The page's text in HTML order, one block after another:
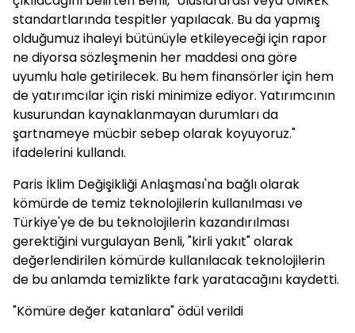
standartlarında tespitler yapılacak. Bu da yapmış
olduğumuz ihaleyi bütünüyle etkileyeceği için rapor
ne diyorsa sözleşmenin her maddesi ona göre
uyumlu hale getirilecek. Bu hem finansörler için hem
de yatırımcılar için riski minimize ediyor. Yatırımcının
kusurundan kaynaklanmayan durumları da
şartnameye mücbir sebep olarak koyuyoruz."
ifadelerini kullandı.
Paris İklim Değişikliği Anlaşması'na bağlı olarak
kömürde de temiz teknolojilerin kullanılması ve
Türkiye'ye de bu teknolojilerin kazandırılması
gerektiğini vurgulayan Benli, "kirli yakıt" olarak
değerlendirilen kömürde kullanılacak teknolojilerin
de bu anlamda temizlikte fark yaratacağını kaydetti.
"Kömüre değer katanlara" ödül verildi